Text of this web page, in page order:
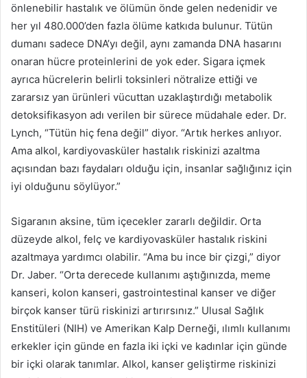
önlenebilir hastalık ve ölümün önde gelen nedenidir ve
her yıl 480.000’den fazla ölüme katkıda bulunur. Tütün
dumanı sadece DNA’yı değil, aynı zamanda DNA hasarını
onaran hücre proteinlerini de yok eder. Sigara içmek
ayrıca hücrelerin belirli toksinleri nötralize ettiği ve
zararsız yan ürünleri vücuttan uzaklaştırdığı metabolik
detoksifikasyon adı verilen bir sürece müdahale eder. Dr.
Lynch, “Tütün hiç fena değil” diyor. “Artık herkes anlıyor.
Ama alkol, kardiyovasküler hastalık riskinizi azaltma
açısından bazı faydaları olduğu için, insanlar sağlığınız için
iyi olduğunu söylüyor.”
Sigaranın aksine, tüm içecekler zararlı değildir. Orta
düzeyde alkol, felç ve kardiyovasküler hastalık riskini
azaltmaya yardımcı olabilir. “Ama bu ince bir çizgi,” diyor
Dr. Jaber. “Orta derecede kullanımı aştığınızda, meme
kanseri, kolon kanseri, gastrointestinal kanser ve diğer
birçok kanser türü riskinizi artırırsınız.” Ulusal Sağlık
Enstitüleri (NIH) ve Amerikan Kalp Derneği, ılımlı kullanımı
erkekler için günde en fazla iki içki ve kadınlar için günde
bir içki olarak tanımlar. Alkol, kanser geliştirme riskinizi